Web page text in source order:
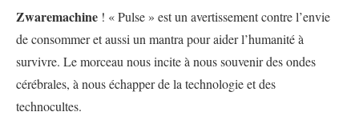
Zwaremachine ! « Pulse » est un avertissement contre l’envie
de consommer et aussi un mantra pour aider l’humanité à
survivre. Le morceau nous incite à nous souvenir des ondes
cérébrales, à nous échapper de la technologie et des
technocultes.